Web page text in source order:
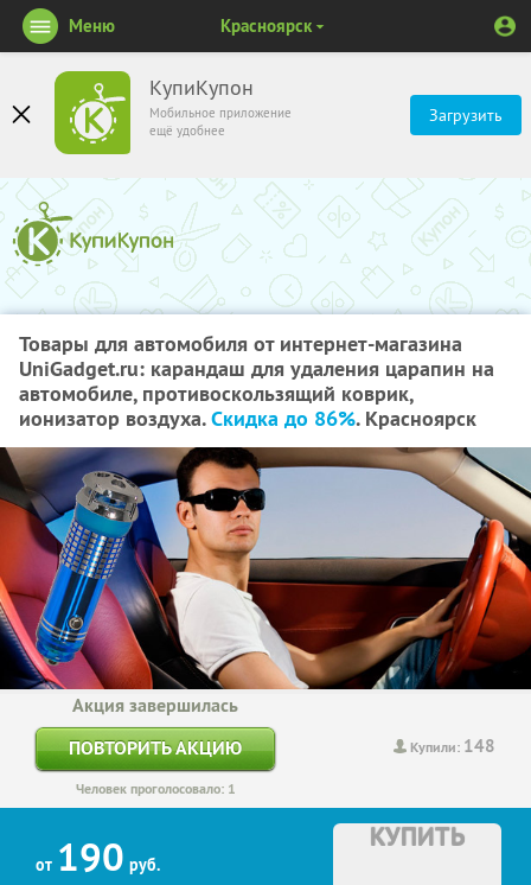
КупиКупон
Мобильное приложение
ещё удобнее
Загрузить
Меню Красноярск
Товары для автомобиля от интернет-магазина
UniGadget.ru: карандаш для удаления царапин на
автомобиле, противоскользящий коврик,
ионизатор воздуха.Скидка до 86%. Красноярск
Купили: 148
Акция завершилась
ПОВТОРИТЬ АКЦИЮ
Человек проголосовало: 1
от 190 руб.
КУПИТЬ